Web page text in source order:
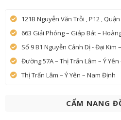
121B Nguyễn Văn Trỗi , P12 ,
663 Giải Phóng – Giáp Bát –
Số 9 B1 Nguyễn Cảnh Dị - Đại Kim
Đường 57A – Thị Trấn Lâm – Ý
Thị Trấn Lâm – Ý Yên – Nam Định
CẨM NANG